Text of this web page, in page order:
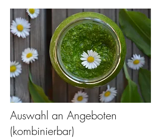
Auswahl an Angeboten
(kombinierbar)